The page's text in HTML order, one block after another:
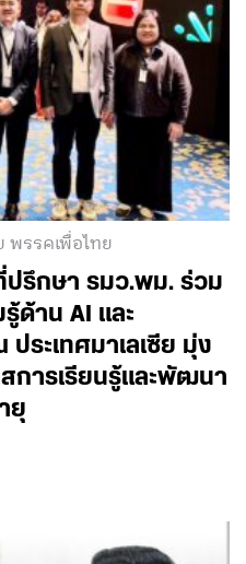
พรรคเพื่อไทย
ปรึกษา รมว.พม. ร่วม
ด้าน AI และ
ระเทศมาเลเซีย มุ่ง
สการเรียนรู้และพัฒนา
ยุ